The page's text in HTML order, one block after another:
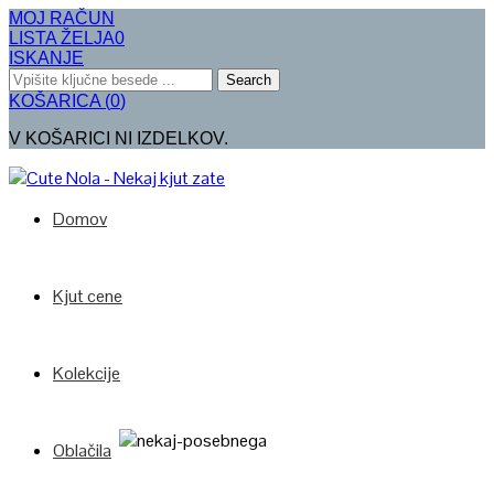
MOJ RAČUN
LISTA ŽELJA0
ISKANJE
Search
KOŠARICA (0)
V KOŠARICI NI IZDELKOV.
Domov
Kjut cene
Kolekcije
Oblačila